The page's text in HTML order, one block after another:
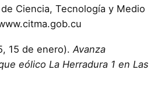
Ciencia, Tecnología y Medio
15 de enero).Avanza
eólico La Herradura 1 en Las